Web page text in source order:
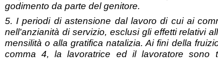
godimento da parte del genitore.
5. I periodi di astensione dal lavoro di cui ai
nell'anzianità di servizio, esclusi gli effetti relativi
mensilità o alla gratifica natalizia. Ai fini della
comma 4, la lavoratrice ed il lavoratore sono